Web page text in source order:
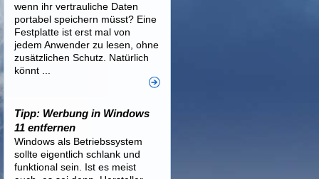
wenn ihr vertrauliche Daten
portabel speichern müsst? Eine
Festplatte ist erst mal von
jedem Anwender zu lesen, ohne
zusätzlichen Schutz. Natürlich
könnt ...
Tipp: Werbung in Windows
11 entfernen
Windows als Betriebssystem
sollte eigentlich schlank und
funktional sein. Ist es meist